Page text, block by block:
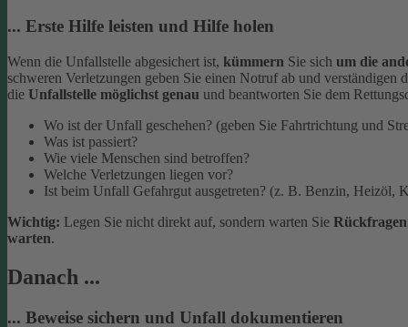
... Erste Hilfe leisten und Hilfe holen
Wenn die Unfallstelle abgesichert ist, kümmern Sie sich um die
schweren Verletzungen geben Sie einen Notruf ab und
die Unfallstelle möglichst genau und beantworten Sie dem
Wo ist der Unfall geschehen? (geben Sie Fahrtrichtung und
Was ist passiert?
Wie viele Menschen sind betroffen?
Welche Verletzungen liegen vor?
Ist beim Unfall Gefahrgut ausgetreten? (z. B. Benzin,
Wichtig: Legen Sie nicht direkt auf, sondern warten Sie Rückfragen
warten.
Danach ...
... Beweise sichern und Unfall dokumentieren